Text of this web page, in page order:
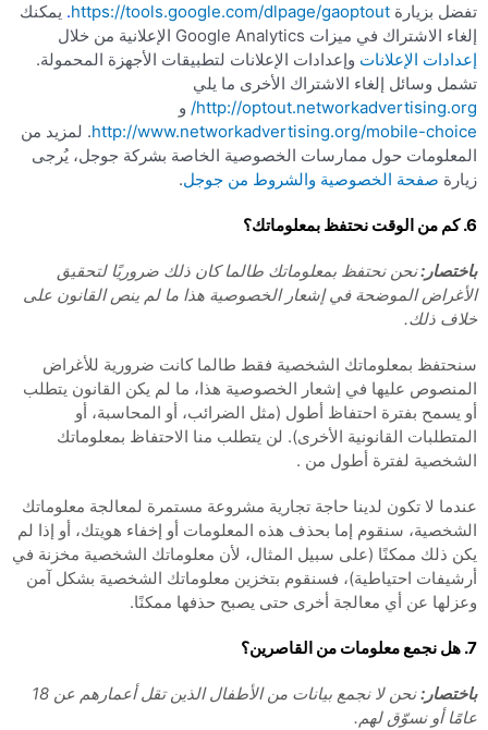
تفضل بزيارة https://tools.google.com/dlpage/gaoptout
. يمكنك
إلغاء الاشتراك في ميزات Google Analytics الإعلانية من خلال
إعدادات الإعلانات وإعدادات الإعلانات لتطبيقات الأجهزة المحمولة.
تشمل وسائل إلغاء الاشتراك الأخرى ما يلي
http://optout.networkadvertising.org/ و
http://www.networkadvertising.org/mobile-choice. لمزيد من
المعلومات حول ممارسات الخصوصية الخاصة بشركة جوجل، يُرجى
زيارة صفحة الخصوصية والشروط من جوجل.
6. كم من الوقت نحتفظ بمعلوماتك؟
باختصار:نحن نحتفظ بمعلوماتك طالما كان ذلك ضروريًا لتحقيق
الأغراض الموضحة في إشعار الخصوصية هذا ما لم ينص القانون على
خلاف ذلك.
سنحتفظ بمعلوماتك الشخصية فقط طالما كانت ضرورية للأغراض
المنصوص عليها في إشعار الخصوصية هذا، ما لم يكن القانون يتطلب
أو يسمح بفترة احتفاظ أطول (مثل الضرائب، أو المحاسبة، أو
المتطلبات القانونية الأخرى). لن يتطلب منا الاحتفاظ بمعلوماتك
الشخصية لفترة أطول من .
عندما لا تكون لدينا حاجة تجارية مشروعة مستمرة لمعالجة معلوماتك
الشخصية، سنقوم إما بحذف هذه المعلومات أو إخفاء هويتك، أو إذا لم
يكن ذلك ممكنًا (على سبيل المثال، لأن معلوماتك الشخصية مخزنة في
أرشيفات احتياطية)، فسنقوم بتخزين معلوماتك الشخصية بشكل آمن
وعزلها عن أي معالجة أخرى حتى يصبح حذفها ممكنًا.
7. هل نجمع معلومات من القاصرين؟
باختصار:
نحن لا نجمع بيانات من الأطفال الذين تقل أعمارهم عن 18
عامًا أو نسوّق لهم.